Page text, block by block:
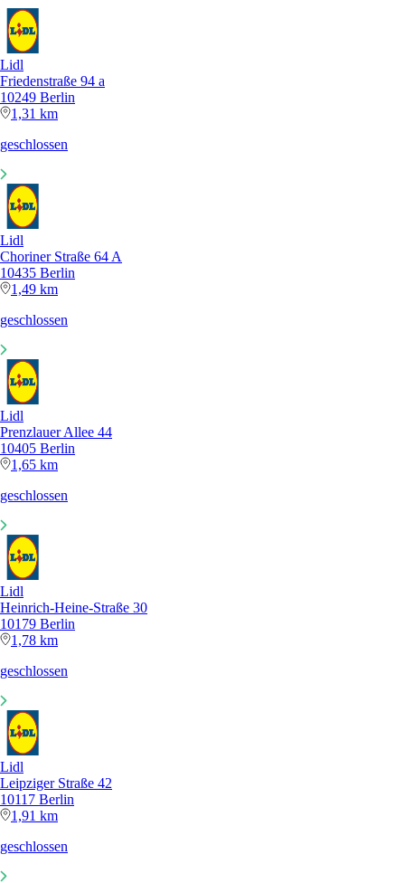
Lidl
Friedenstraße 94 a
10249 Berlin
1,31 km
geschlossen
Lidl
Choriner Straße 64 A
10435 Berlin
1,49 km
geschlossen
Lidl
Prenzlauer Allee 44
10405 Berlin
1,65 km
geschlossen
Lidl
Heinrich-Heine-Straße 30
10179 Berlin
1,78 km
geschlossen
Lidl
Leipziger Straße 42
10117 Berlin
1,91 km
geschlossen